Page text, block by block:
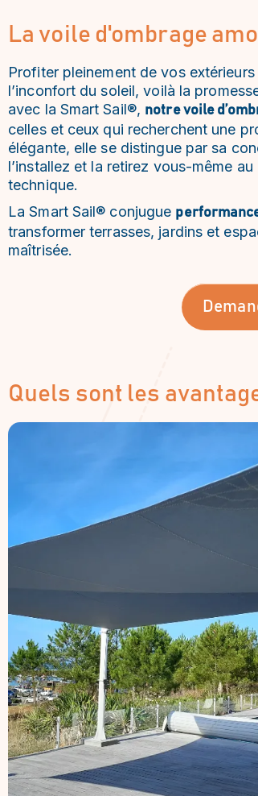
La voile d'ombrage
Profiter pleinement de vos
l’inconfort du soleil, voilà la
avec la Smart Sail®, notre voile
celles et ceux qui recherchent une
élégante, elle se distingue par sa
l’installez et la retirez vous-même
technique.
La Smart Sail® conjugue
transformer terrasses, jardins et
maîtrisée.
Quels sont les